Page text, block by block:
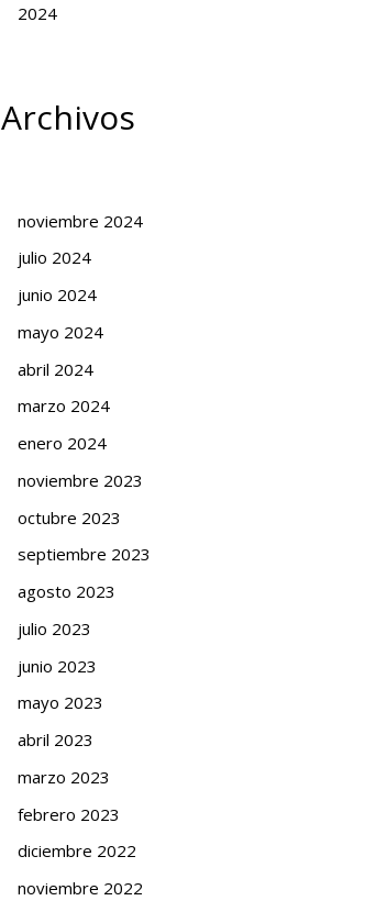
2024
Archivos
noviembre 2024
julio 2024
junio 2024
mayo 2024
abril 2024
marzo 2024
enero 2024
noviembre 2023
octubre 2023
septiembre 2023
agosto 2023
julio 2023
junio 2023
mayo 2023
abril 2023
marzo 2023
febrero 2023
diciembre 2022
noviembre 2022